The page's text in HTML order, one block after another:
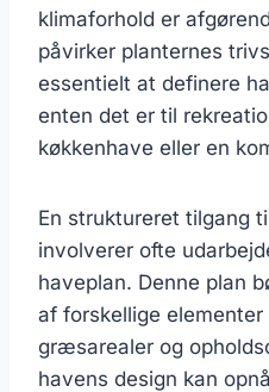
klimaforhold er
påvirker planternes
essentielt at definere
enten det er til
køkkenhave eller en
En struktureret tilgang
involverer ofte
haveplan. Denne plan
af forskellige
græsarealer og
havens design kan